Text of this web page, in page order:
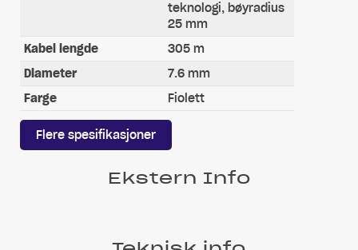
teknologi, bøyradius
25 mm
Kabel lengde
305 m
Diameter
7.6 mm
Farge
Fiolett
Flere spesifikasjoner
Ekstern Info